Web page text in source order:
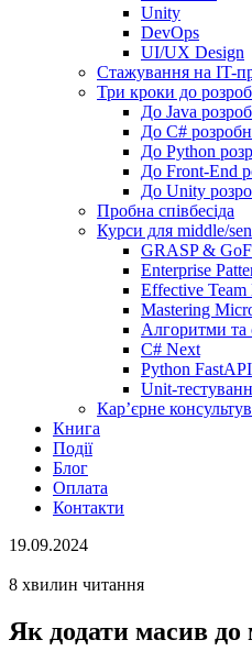
Unity
DevOps
UI/UX Design
Стажування на IT-
Три кроки до
До Java
До C#
До Python
До Front-End
До Unity
Пробна співбесіда
Курси для middle/
GRASP &
Enterprise
Effective Team
Mastering
Алгоритми та
C# Next
Python FastAPI
Unit-
Кар’єрне
Книга
Події
Блог
Оплата
Контакти
19.09.2024
8 хвилин читання
Як додати масив до